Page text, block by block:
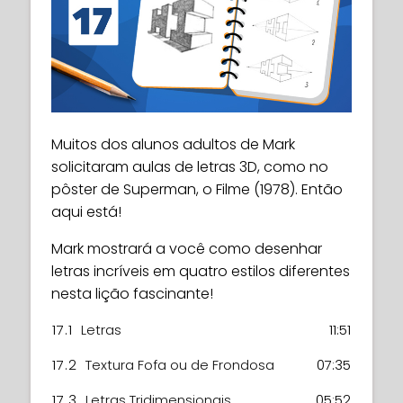
guia, você aprenderá a desenhar edifícios
incríveis, trabalhando em uma estrutura
baseada em cubos.
Prédios em Perspectiva de Dois
33:50
14.2 Referência de livro
janelas e arcos em ângulos que parecem
3D, como se realmente conduzissem para
dentro ou para fora de um espaço
fechado. Super legal, certo?
Por que não ficar um pouco louco e
tentar desenhar alguns discos voadores!?
🙂
Descubra como pode ser fácil criar obras
de arte impressionantes e aparentemente
complexas com algumas formas
realmente simples!
16.1 Disco Voador 23:34
Muitos dos alunos adultos de Mark
solicitaram aulas de letras 3D, como no
pôster de Superman, o Filme (1978). Então
aqui está!
Mark mostrará a você como desenhar
letras incríveis em quatro estilos diferentes
nesta lição fascinante!
17.1 Letras
11:51
17.2 Textura Fofa ou de Frondosa
07:35